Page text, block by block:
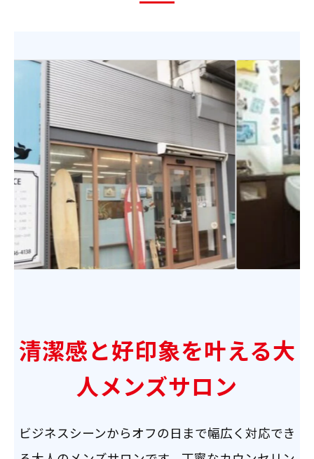
清潔感と好印象を叶える大
人メンズサロン
ビジネスシーンからオフの日まで幅広く対応でき